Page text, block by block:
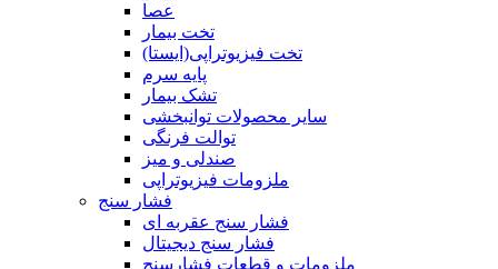
عصا
تخت بیمار
تخت فیزیوتراپی(ایستا)
پایه سرم
تشک بیمار
سایر محصولات توانبخشی
توالت فرنگی
صندلی و میز
ملزومات فیزیوتراپی
فشار سنج
فشار سنج عقربه ای
فشار سنج دیجیتال
ملزومات و قطعات فشارسنج